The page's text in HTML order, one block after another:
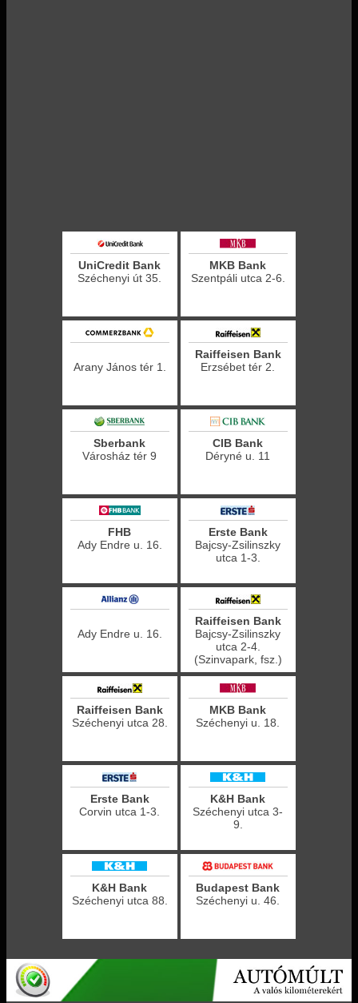
UniCredit Bank
Széchenyi út 35.
MKB Bank
Szentpáli utca 2-6.
Arany János tér 1.
Raiffeisen Bank
Erzsébet tér 2.
Sberbank
Városház tér 9
CIB Bank
Déryné u. 11
FHB
Ady Endre u. 16.
Erste Bank
Bajcsy-Zsilinszky
utca 1-3.
Ady Endre u. 16.
Raiffeisen Bank
Bajcsy-Zsilinszky
utca 2-4.
(Szinvapark, fsz.)
Raiffeisen Bank
Széchenyi utca 28.
MKB Bank
Széchenyi u. 18.
Erste Bank
Corvin utca 1-3.
K&H Bank
Széchenyi utca 3-
9.
K&H Bank
Széchenyi utca 88.
Budapest Bank
Széchenyi u. 46.